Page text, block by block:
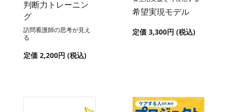
判断力トレーニン
グ
訪問看護師の思考が見え
る
定価 2,200円 (税込)
希望実現モデル
定価 3,300円 (税込)